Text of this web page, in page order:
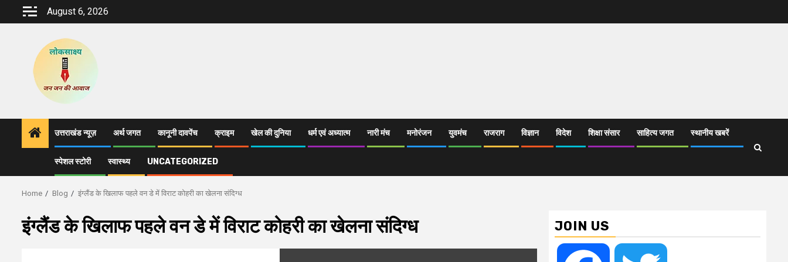
August 6, 2026
उत्तराखंड न्यूज़ अर्थ जगत कानूनी दावपेंच क्राइम खेल की दुनिया धर्म एवं अध्यात्म नारी मंच मनोरंजन युवमंच राजराग विज्ञान विदेश शिक्षा संसार साहित्य जगत स्थानीय खबरें
स्पेशल स्टोरी स्वास्थ्य UNCATEGORIZED
Home Blog इंग्लैंड के खिलाफ पहले वन डे में विराट कोहरी का खेलना संदिग्ध
इंग्लैंड के खिलाफ पहले वन डे में विराट कोहरी का खेलना संदिग्ध JOIN US